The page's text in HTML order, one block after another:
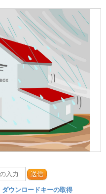
送信
ダウンロードキーの取得